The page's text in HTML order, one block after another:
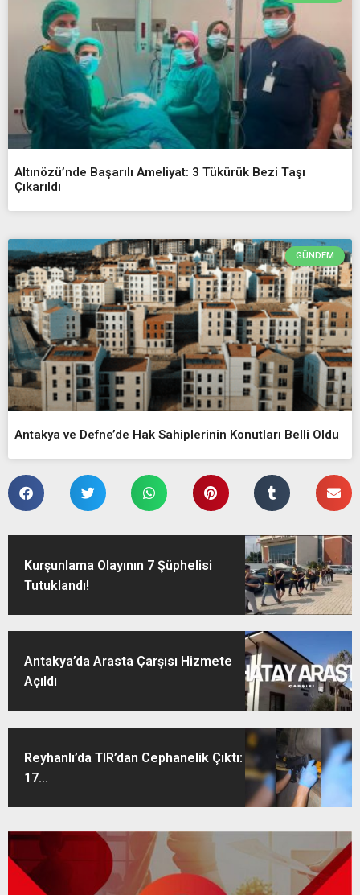
Altınözü’nde Başarılı Ameliyat: 3 Tükürük Bezi Taşı
Çıkarıldı
GÜNDEM
Antakya ve Defne’de Hak Sahiplerinin Konutları Belli Oldu
Kurşunlama Olayının 7 Şüphelisi
Tutuklandı!
Antakya’da Arasta Çarşısı Hizmete
Açıldı
Reyhanlı’da TIR’dan Cephanelik Çıktı:
17...